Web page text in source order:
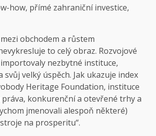
how, přímé zahraniční investice,
obchodem a růstem
to celý obraz. Rozvojové
nezbytné instituce,
svůj velký úspěch. Jak ukazuje index
Heritage Foundation, instituce
práva, konkurenční a otevřené trhy a
jmenovali alespoň některé)
na prosperitu“.